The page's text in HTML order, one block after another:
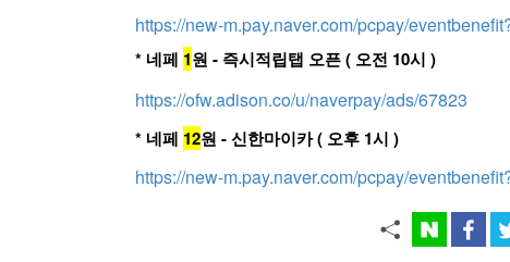
https://new-m.pay.naver.com/pcpay/
* 네페 1원 - 즉시적립탭 오픈 ( 오전 10시 )
https://ofw.adison.co/u/naverpay/ads/67823
* 네페 12원 - 신한마이카 ( 오후 1시 )
https://new-m.pay.naver.com/pcpay/